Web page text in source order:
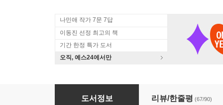
나민애 작가 7문 7답
이동진 선정 최고의 책
기간 한정 특가 도서
오직, 예스24에서만
요리를 한다는 것 + 최강록의 요리 노트 세트
도서정보 리뷰/한줄평 (67/90)